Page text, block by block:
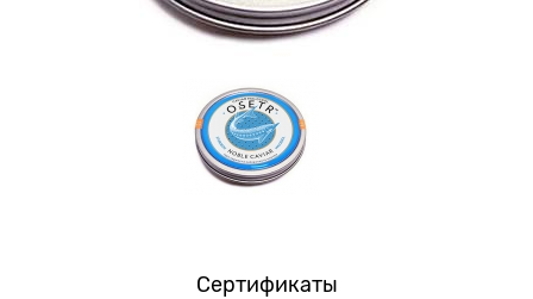
Сертификаты